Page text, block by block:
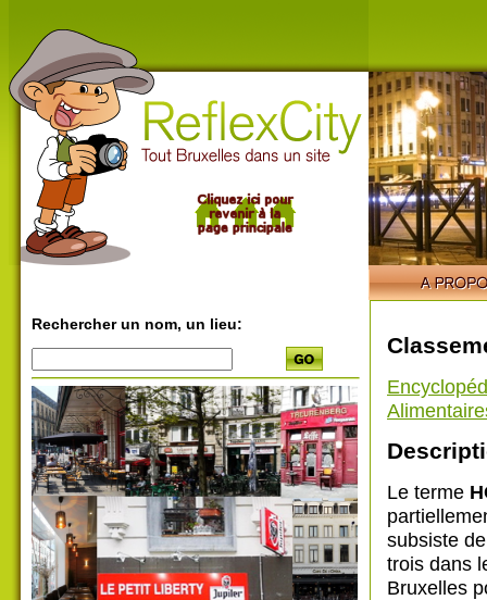
Rechercher un nom, un lieu:
Le terme
subsiste
trois dans
Bruxelles